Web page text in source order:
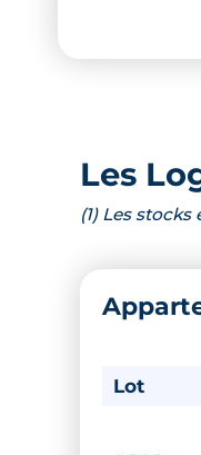
Les
(1) Les
Lot